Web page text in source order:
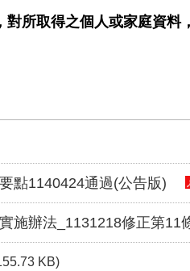
所取得之個人或家庭資料
點1140424通過(公告版)
施辦法_1131218修正第11
KB)